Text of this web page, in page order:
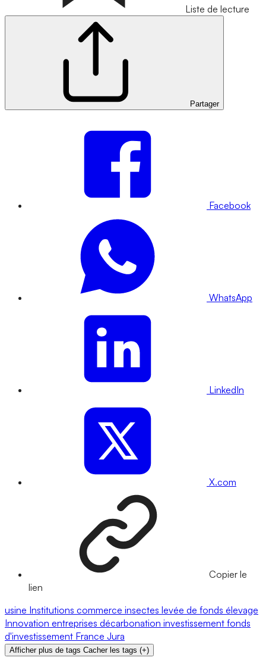
Liste de lecture
Partager
Facebook
WhatsApp
LinkedIn
X.com
Copier le
lien
usine Institutions commerce insectes levée de fonds élevage
Innovation entreprises décarbonation investissement fonds
d'investissement France Jura
Afficher plus de tags Cacher les tags (+)